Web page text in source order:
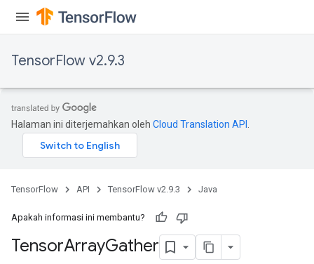
TensorFlow v2.9.3
Halaman ini diterjemahkan oleh Cloud Translation API
TensorFlow API TensorFlow v2.9.3 Java
Apakah informasi ini membantu?
TensorArrayGather